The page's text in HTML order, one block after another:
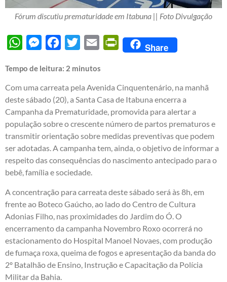
Fórum discutiu prematuridade em Itabuna || Foto Divulgação
WhatsAppMessengerFacebook
Twitter Email PrintFriendly
Share
Tempo de leitura: 2 minutos
Com uma carreata pela Avenida Cinquentenário, na manhã
deste sábado (20), a Santa Casa de Itabuna encerra a
Campanha da Prematuridade, promovida para alertar a
população sobre o crescente número de partos prematuros e
transmitir orientação sobre medidas preventivas que podem
ser adotadas. A campanha tem, ainda, o objetivo de informar a
respeito das consequências do nascimento antecipado para o
bebê, família e sociedade.
A concentração para carreata deste sábado será às 8h, em
frente ao Boteco Gaúcho, ao lado do Centro de Cultura
Adonias Filho, nas proximidades do Jardim do Ó. O
encerramento da campanha Novembro Roxo ocorrerá no
estacionamento do Hospital Manoel Novaes, com produção
de fumaça roxa, queima de fogos e apresentação da banda do
2º Batalhão de Ensino, Instrução e Capacitação da Polícia
Militar da Bahia.